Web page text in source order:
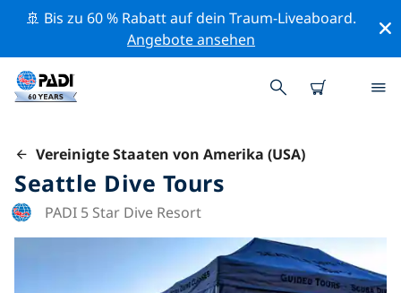
🚢 Bis zu 60 % Rabatt auf dein Traum-Liveaboard.
Angebote ansehen
Vereinigte Staaten von Amerika (USA)
Seattle Dive Tours
PADI 5 Star Dive Resort